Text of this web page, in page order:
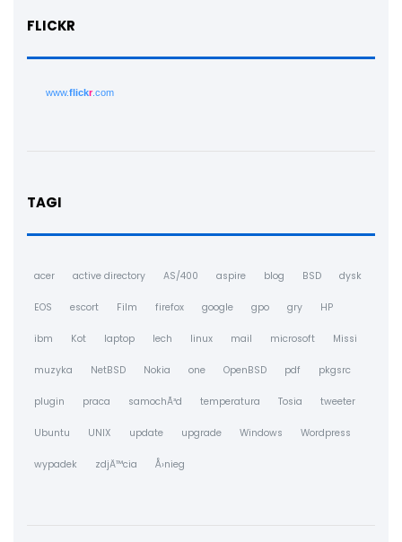
FLICKR
www.flickr.com
TAGI
acer active directory AS/400 aspire blog BSD dysk
EOS escort Film firefox google gpo gry HP
ibm Kot laptop lech linux mail microsoft Missi
muzyka NetBSD Nokia one OpenBSD pdf pkgsrc
plugin praca samochÃ³d temperatura Tosia tweeter
Ubuntu UNIX update upgrade Windows Wordpress
wypadek zdjÄ™cia Å›nieg